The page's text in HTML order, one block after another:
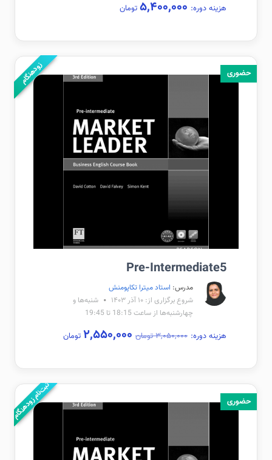
هزینه دوره: تومان
حضوری زودهنگام
Pre-Intermediate5
مدرس: استاد میترا تکاپومنش
شروع برگزاری از: ۱۰ آذر ۱۴۰۳
شنبه‌ها و
چهارشنبه‌ها از ساعت 18:15 تا 19:45
هزینه دوره: ۳,۰۵۰,۰۰۰ تومان ۲,۵۵۰,۰۰۰ تومان
حضوری ثبت‌نام زودهنگام